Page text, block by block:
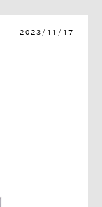
2023/11/17